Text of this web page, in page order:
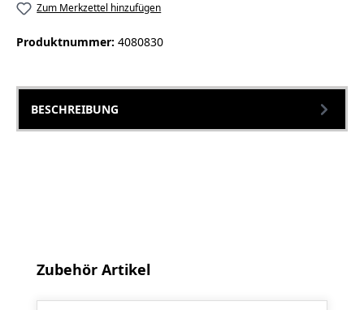
Zum Merkzettel hinzufügen
Produktnummer: 4080830
BESCHREIBUNG
Produktgalerie überspringen
Zubehör Artikel